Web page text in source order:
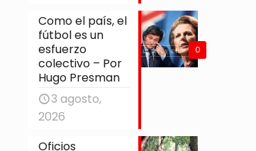
0
Como el país, el
fútbol es un
esfuerzo
colectivo – Por
Hugo Presman
3 agosto,
2026
Oficios